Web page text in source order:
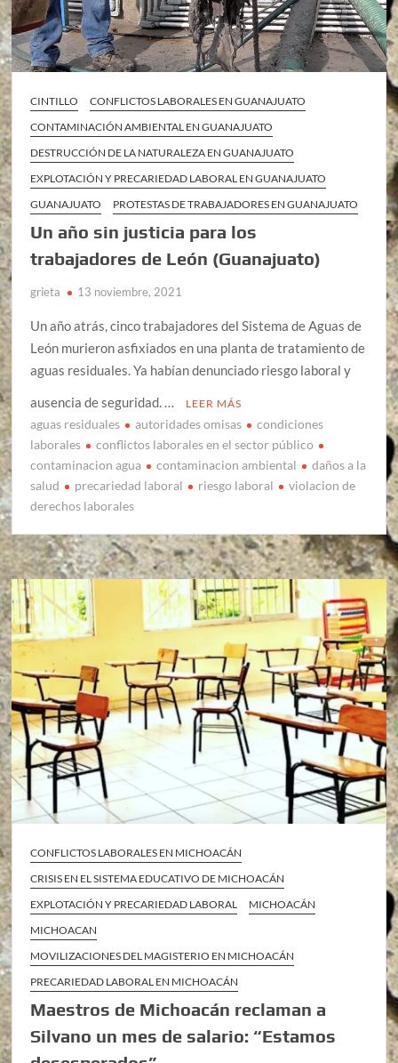
CINTILLO
CONFLICTOS LABORALES EN GUANAJUATO
CONTAMINACIÓN AMBIENTAL EN GUANAJUATO
DESTRUCCIÓN DE LA NATURALEZA EN GUANAJUATO
EXPLOTACIÓN Y PRECARIEDAD LABORAL EN GUANAJUATO
GUANAJUATO
PROTESTAS DE TRABAJADORES EN GUANAJUATO
Un año sin justicia para los
trabajadores de León (Guanajuato)
grieta 13 noviembre, 2021
Un año atrás, cinco trabajadores del Sistema de Aguas de
León murieron asfixiados en una planta de tratamiento de
aguas residuales. Ya habían denunciado riesgo laboral y
ausencia de seguridad. …
LEER MÁS
aguas residuales autoridades omisas
condiciones
laborales
conflictos laborales en el sector público
contaminacion agua
contaminacion ambiental
daños a la
salud
precariedad laboral riesgo laboral
violacion de
derechos laborales
CONFLICTOS LABORALES EN MICHOACÁN
CRISIS EN EL SISTEMA EDUCATIVO DE MICHOACÁN
EXPLOTACIÓN Y PRECARIEDAD LABORAL
MICHOACÁN
MICHOACAN
MOVILIZACIONES DEL MAGISTERIO EN MICHOACÁN
PRECARIEDAD LABORAL EN MICHOACÁN
Maestros de Michoacán reclaman a
Silvano un mes de salario: “Estamos